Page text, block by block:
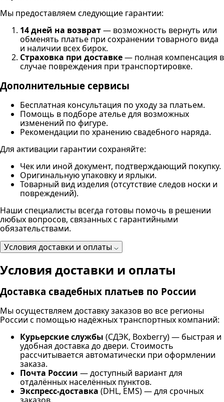
Мы предоставляем следующие гарантии:
14 дней на возврат— возможность вернуть или
обменять платье при сохранении товарного вида
и наличии всех бирок.
Страховка при доставке— полная компенсация в
случае повреждения при транспортировке.
Дополнительные сервисы
Бесплатная консультация по уходу за платьем.
Помощь в подборе ателье для возможных
изменений по фигуре.
Рекомендации по хранению свадебного наряда.
Для активации гарантии сохраняйте:
Чек или иной документ, подтверждающий покупку.
Оригинальную упаковку и ярлыки.
Товарный вид изделия (отсутствие следов носки и
повреждений).
Наши специалисты всегда готовы помочь в решении
любых вопросов, связанных с гарантийными
обязательствами.
Условия доставки и оплаты
Условия доставки и оплаты
Доставка свадебных платьев по России
Мы осуществляем доставку заказов во все регионы
России с помощью надёжных транспортных компаний:
Курьерские службы (СДЭК, Boxberry) — быстрая и
удобная доставка до двери. Стоимость
рассчитывается автоматически при оформлении
заказа.
Почта России — доступный вариант для
отдалённых населённых пунктов.
Экспресс-доставка (DHL, EMS) — для срочных